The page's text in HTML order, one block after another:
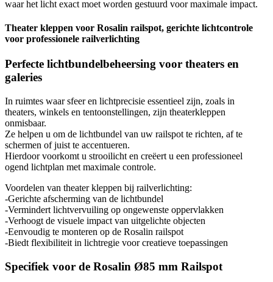
waar het licht exact moet worden gestuurd voor maximale impact.
Theater kleppen voor Rosalin railspot, gerichte lichtcontrole
voor professionele railverlichting
Perfecte lichtbundelbeheersing voor theaters en
galeries
In ruimtes waar sfeer en lichtprecisie essentieel zijn, zoals in
theaters, winkels en tentoonstellingen, zijn theaterkleppen
onmisbaar.
Ze helpen u om de lichtbundel van uw railspot te richten, af te
schermen of juist te accentueren.
Hierdoor voorkomt u strooilicht en creëert u een professioneel
ogend lichtplan met maximale controle.
Voordelen van theater kleppen bij railverlichting:
-Gerichte afscherming van de lichtbundel
-Vermindert lichtvervuiling op ongewenste oppervlakken
-Verhoogt de visuele impact van uitgelichte objecten
-Eenvoudig te monteren op de Rosalin railspot
-Biedt flexibiliteit in lichtregie voor creatieve toepassingen
Specifiek voor de Rosalin Ø85 mm Railspot